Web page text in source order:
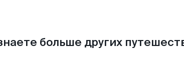
больше других